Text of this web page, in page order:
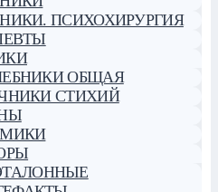
ПСИХОХИРУРГИЯ
ОБЩАЯ
СТИХИЙ